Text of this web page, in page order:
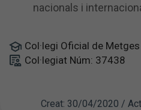
nacionals i
Col·legi Oficial de
Col·legiat Núm: 37438
Creat: 30/04/2020 /